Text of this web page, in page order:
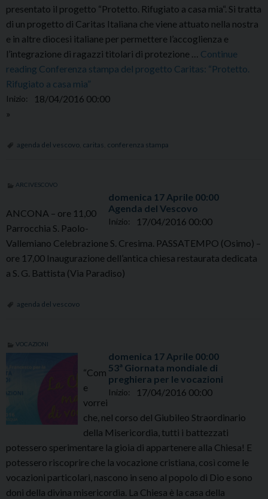
presentato il progetto “Protetto. Rifugiato a casa mia“. Si tratta
di un progetto di Caritas Italiana che viene attuato nella nostra
e in altre diocesi italiane per permettere l’accoglienza e
l’integrazione di ragazzi titolari di protezione … Continue
reading lunedì
18
Aprile
Conferenza stampa del progetto Caritas: “Protetto.
Rifugiato a casa mia”
Inizio:
18/04/2016 00:00
»
agenda del vescovo caritas conferenza stampa
ARCIVESCOVO
domenica 17 Aprile 00:00
Agenda del Vescovo
Inizio: 17/04/2016 00:00
ANCONA – ore 11,00
Parrocchia S. Paolo-
Vallemiano Celebrazione S. Cresima. PASSATEMPO (Osimo) –
ore 17,00 Inaugurazione dell’antica chiesa restaurata dedicata
a S. G. Battista (Via Paradiso)
agenda del vescovo
VOCAZIONI
domenica 17 Aprile 00:00
53ª Giornata mondiale di
preghiera per le vocazioni
Inizio: 17/04/2016 00:00
“Com
e
vorrei
che, nel corso del Giubileo Straordinario
della Misericordia, tutti i battezzati
potessero sperimentare la gioia di appartenere alla Chiesa! E
potessero riscoprire che la vocazione cristiana, così come le
vocazioni particolari, nascono in seno al popolo di Dio e sono
doni della divina misericordia. La Chiesa è la casa della